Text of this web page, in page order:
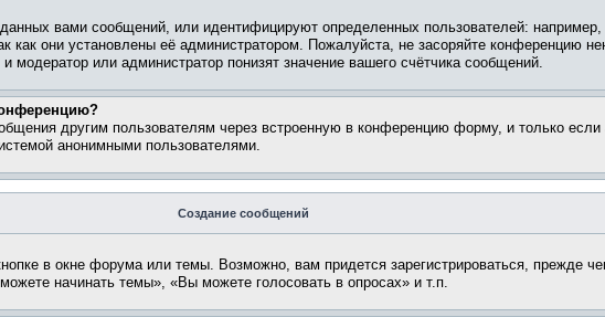
вами сообщений, или идентифицируют определенных пользователей:
как они установлены её администратором. Пожалуйста, не засоряйте конференцию
или администратор понизят значение вашего счётчика сообщений.
другим пользователям через встроенную в конференцию форму, и только
анонимными пользователями.
Создание сообщений
в окне форума или темы. Возможно, вам придется зарегистрироваться, прежде
начинать темы», «Вы можете голосовать в опросах» и т.п.